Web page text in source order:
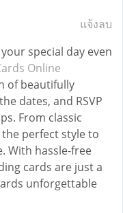
แจ้งลบ
special day even
Online
of beautifully
dates, and RSVP
From classic
perfect style to
With hassle-free
cards are just a
unforgettable